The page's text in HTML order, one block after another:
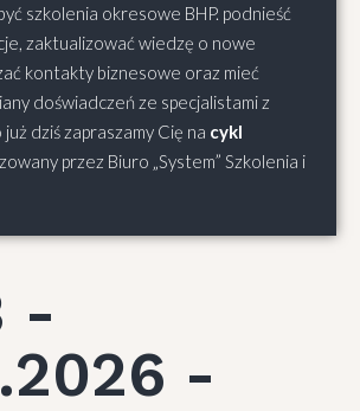
szkolenia okresowe BHP. podnieść
zaktualizować wiedzę o nowe
kontakty biznesowe oraz mieć
doświadczeń ze specjalistami z
dziś zapraszamy Cię na cykl
przez Biuro „System” Szkolenia i
-
-